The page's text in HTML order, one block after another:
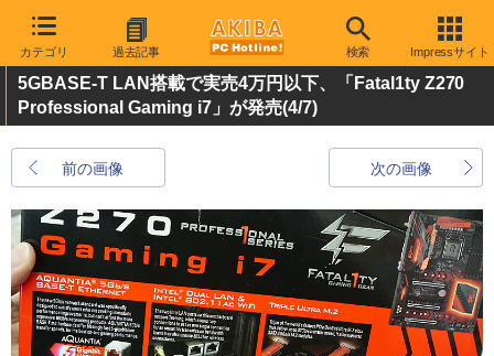
カテゴリ 過去記事 検索 Impressサイト
5GBASE-T LAN搭載で実売4万円以下、「Fatal1ty Z270
Professional Gaming i7」が発売(4/7)
前の画像 次の画像